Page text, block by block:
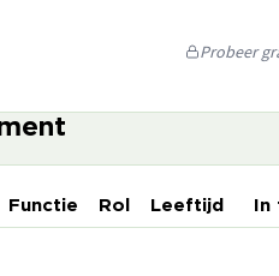
Probeer
Functie Rol Leeftijd